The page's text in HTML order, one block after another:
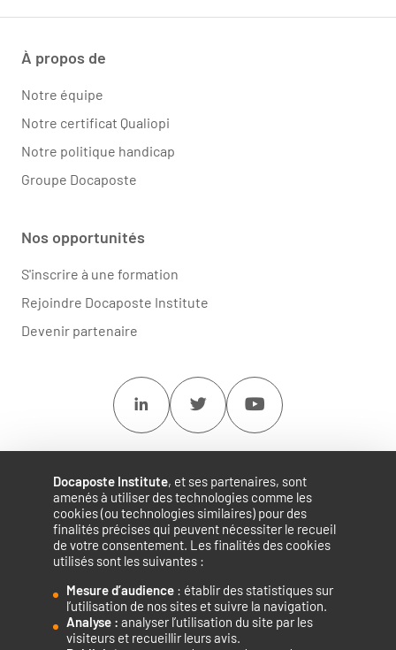
Docaposte Institute, et ses partenaires, sont
amenés à utiliser des technologies comme les
cookies (ou technologies similaires) pour des
finalités précises qui peuvent nécessiter le recueil
de votre consentement. Les finalités des cookies
utilisés sont les suivantes :
Mesure d’audience : établir des statistiques sur
l’utilisation de nos sites et suivre la navigation.
Analyse : analyser l’utilisation du site par les
visiteurs et recueillir leurs avis.
Accélérateur de compétences numériques.
À propos de
Notre équipe
Notre certificat Qualiopi
Notre politique handicap
Groupe Docaposte
Nos opportunités
S'inscrire à une formation
Rejoindre Docaposte Institute
Devenir partenaire
Linkedin Twitter Youtube